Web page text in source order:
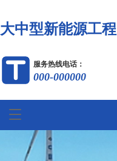
大中型新能源工程
服务热线电话：
000-000000
T